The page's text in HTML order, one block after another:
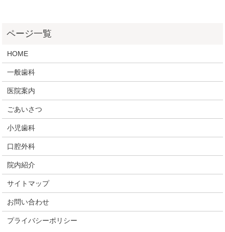
HOME
一般歯科
医院案内
ごあいさつ
小児歯科
口腔外科
院内紹介
サイトマップ
お問い合わせ
プライバシーポリシー